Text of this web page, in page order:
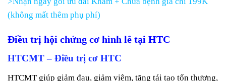
(không mất thêm phụ phí)
Điều trị hội chứng cơ hình lê tại HTC
HTCMT – Điều trị cơ HTC
HTCMT giúp giảm đau, giảm viêm, tăng tái tạo tổn thương,